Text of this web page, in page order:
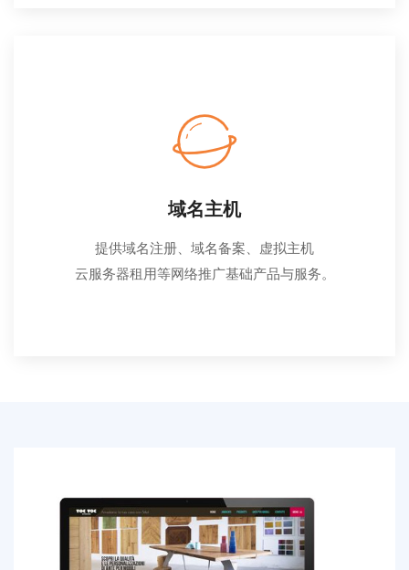
域名主机
提供域名注册、域名备案、虚拟主机
云服务器租用等网络推广基础产品与服务。